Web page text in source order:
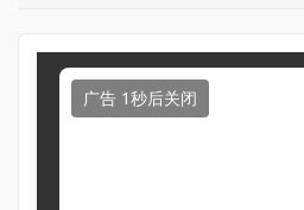
广告 1秒后关闭